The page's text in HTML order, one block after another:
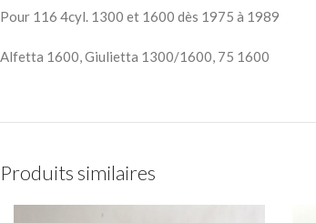
Pour 116 4cyl. 1300 et 1600 dès 1975 à 1989
Alfetta 1600, Giulietta 1300/1600, 75 1600
Produits similaires